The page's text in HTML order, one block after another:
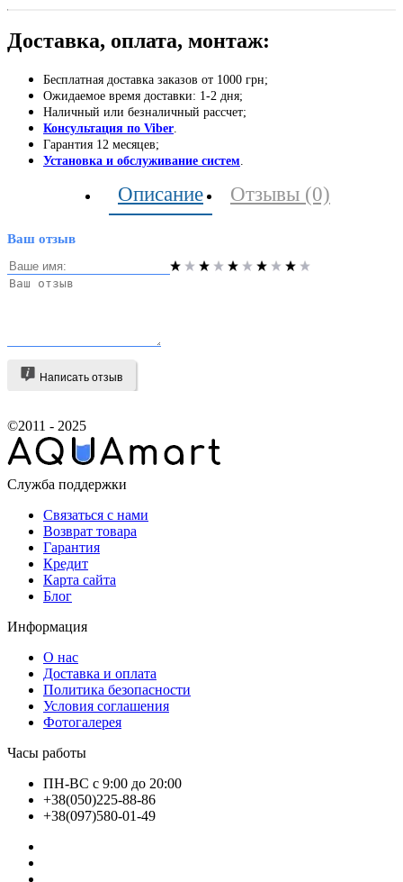
Доставка, оплата, монтаж:
Бесплатная доставка заказов от 1000 грн;
Ожидаемое время доставки: 1-2 дня;
Наличный или безналичный рассчет;
Консультация по Viber
Гарантия 12 месяцев;
Установка и обслуживание систем
Описание Отзывы (0)
Ваш отзыв
Написать отзыв
©2011 - 2025
Служба поддержки
Связаться с нами
Возврат товара
Гарантия
Кредит
Карта сайта
Блог
Информация
О нас
Доставка и оплата
Политика безопасности
Условия соглашения
Фотогалерея
Часы работы
ПН-ВС с 9:00 до 20:00
+38(050)225-88-86
+38(097)580-01-49